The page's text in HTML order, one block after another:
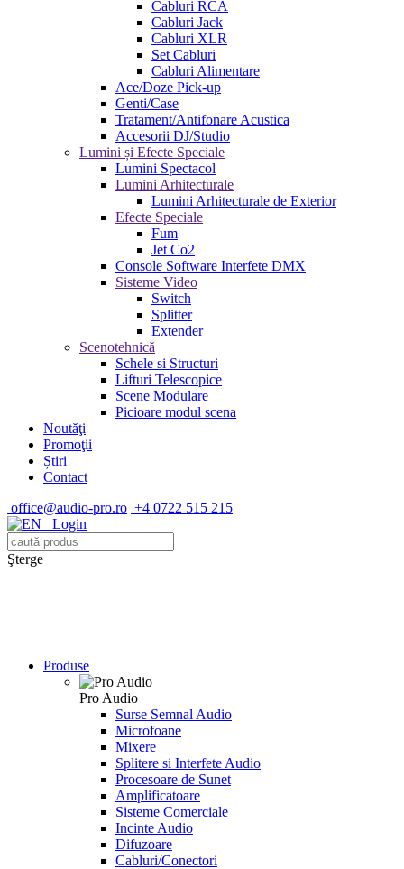
Cabluri RCA
Cabluri Jack
Cabluri XLR
Set Cabluri
Cabluri Alimentare
Ace/Doze Pick-up
Genti/Case
Tratament/Antifonare Acustica
Accesorii DJ/Studio
Lumini și Efecte Speciale
Lumini Spectacol
Lumini Arhitecturale
Lumini Arhitecturale de Exterior
Efecte Speciale
Fum
Jet Co2
Console Software Interfete DMX
Sisteme Video
Switch
Splitter
Extender
Scenotehnică
Schele si Structuri
Lifturi Telescopice
Scene Modulare
Picioare modul scena
Noutăţi
Promoţii
Știri
Contact
office@audio-pro.ro +4 0722 515 215
Login
Şterge
Produse
Pro Audio
Surse Semnal Audio
Microfoane
Mixere
Splitere si Interfete Audio
Procesoare de Sunet
Amplificatoare
Sisteme Comerciale
Incinte Audio
Difuzoare
Cabluri/Conectori